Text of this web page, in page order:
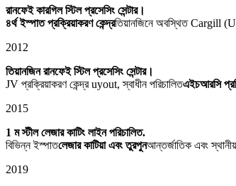
রানফেই কারগিল স্টিল প্রসেসিং সেন্টার।
৪র্থ ইস্পাত প্রক্রিয়াকরণ কেন্দ্রতিয়ানজিনে অবস্থিত Cargill
2012
তিয়ানজিন রানফেই স্টিল প্রসেসিং সেন্টার।
JV প্রক্রিয়াকরণ কেন্দ্র uyout, স্বাধীন পরিচালিতএইচআরসি
2015
1 ম স্টীল লেজার কাটিং লাইন পরিচালিত.
বিভিন্ন ইস্পাতলেজার কাটিয়া এবং তুরপুনআন্তর্জাতিক এবং
2019